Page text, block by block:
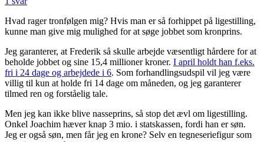
Hvad rager tronfølgen mig? Hvis man er så forhippet på ligestilling,
kunne man give mig mulighed for at søge jobbet som kronprins.
Jeg garanterer, at Frederik så skulle arbejde væsentligt hårdere for at
beholde jobbet og sine 15,4 millioner kroner. I april holdt han f.eks.
fri i 24 dage og arbejdede i 6. Som forhandlingsudspil vil jeg være
villig til kun at holde fri 14 dage om måneden, og jeg garanterer
tilmed ren og forståelig tale.
Men jeg kan ikke blive nasseprins, så stop det ævl om ligestilling.
Onkel Joachim hæver knap 3 mio. i statskassen, fordi han er søn.
Jeg er også søn, men får jeg en krone? Selv en tegneseriefigur som